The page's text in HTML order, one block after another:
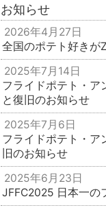
お知らせ
2026年4月27日
全国のポテト好きが
2025年7月14日
フライドポテト・ア
と復旧のお知らせ
2025年7月6日
フライドポテト・ア
旧のお知らせ
2025年6月23日
JFFC2025 日本一の